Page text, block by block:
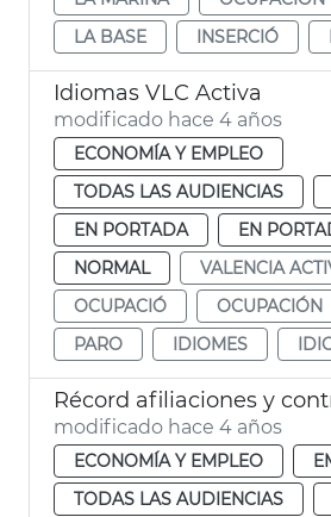
LA BASE
INSERCIÓ
Idiomas VLC Activa
modificado hace 4 años
ECONOMÍA Y EMPLEO
TODAS LAS AUDIENCIAS
EN PORTADA
EN
NORMAL
VALENCIA
OCUPACIÓ
OCUPACIÓN
PARO
IDIOMES
Récord afiliaciones y
modificado hace 4 años
ECONOMÍA Y EMPLEO
TODAS LAS AUDIENCIAS